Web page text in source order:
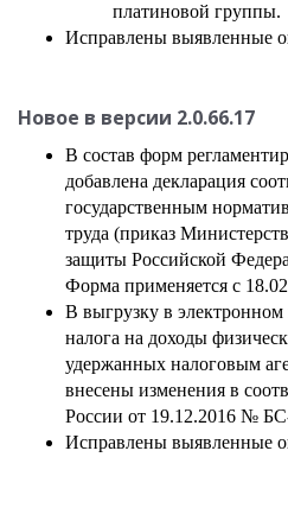
платиновой группы.
Исправлены выявленные
Новое в версии 2.0.66.17
В состав форм
добавлена декларация
государственным
труда (приказ
защиты Российской
Форма применяется с
В выгрузку в
налога на доходы
удержанных налоговым
внесены изменения в
России от 19.12.2016 №
Исправлены выявленные